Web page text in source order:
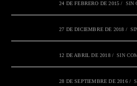
24 DE FEBRERO DE 2015 / SIN
27 DE DICIEMBRE DE 2018 /
12 DE ABRIL DE 2018 / SIN
28 DE SEPTIEMBRE DE 2016 /